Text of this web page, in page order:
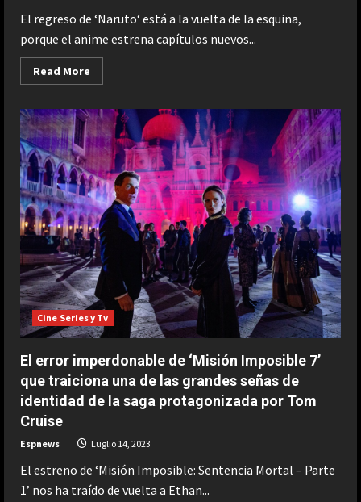
El regreso de ‘Naruto‘ está a la vuelta de la esquina,
porque el anime estrena capítulos nuevos...
Read More
more
‘Naruto’
no
es
suficiente,
4
animes
de
ninjas
cargadas
de
acción,
humor
y
romance
que
se
pueden
ver
en
streaming
Cine Series y Tv
El error imperdonable de ‘Misión Imposible 7’
que traiciona una de las grandes señas de
identidad de la saga protagonizada por Tom
Cruise
Espnews Luglio 14, 2023
El estreno de ‘Misión Imposible: Sentencia Mortal – Parte
1’ nos ha traído de vuelta a Ethan...